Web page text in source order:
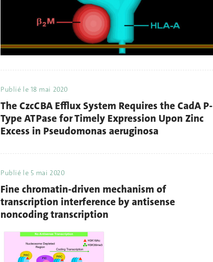
Publié le 18 mai 2020
The CzcCBA Efflux System Requires the CadA P-
Type ATPase for Timely Expression Upon Zinc
Excess in Pseudomonas aeruginosa
Publié le 5 mai 2020
Fine chromatin-driven mechanism of
transcription interference by antisense
noncoding transcription